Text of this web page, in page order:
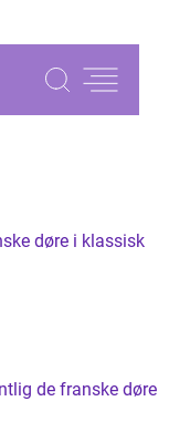
døre i klassisk
de franske døre